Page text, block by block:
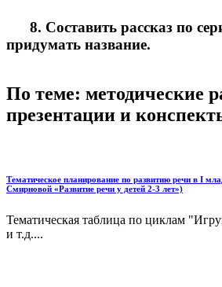
8. Составить рассказ по
придумать название.
По теме: методические
презентации и
Тематическое планирование по развитию речи в I
Смирновой «Развитие речи у детей 2-3 лет»)
Тематическая таблица по циклам
и т.д....